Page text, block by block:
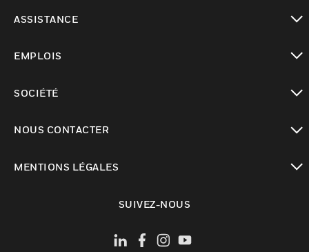
ASSISTANCE
EMPLOIS
SOCIÉTÉ
NOUS CONTACTER
MENTIONS LÉGALES
SUIVEZ-NOUS